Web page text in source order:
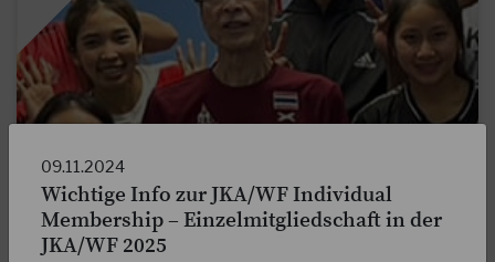
02.05.2023
OMURA SENSEI wird 70 !!!!!!!
09.11.2024
Wichtige Info zur JKA/WF Individual
Membership – Einzelmitgliedschaft in der
JKA/WF 2025